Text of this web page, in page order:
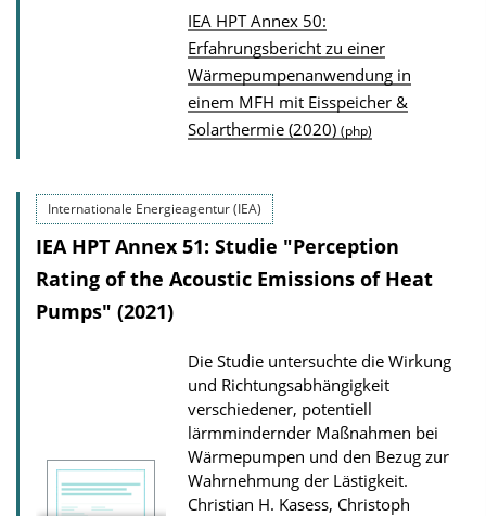
P
u
b
l
c
a
t
i
n
D
o
w
n
l
IEA HPT Annex 50:
Erfahrungsbericht zu einer
Wärmepumpenanwendung in
einem MFH mit Eisspeicher &
Solarthermie (2020) (php)
Internationale Energieagentur (IEA)
IEA HPT Annex 51: Studie "Perception
Rating of the Acoustic Emissions of Heat
Pumps" (2021)
Die Studie untersuchte die Wirkung
und Richtungsabhängigkeit
verschiedener, potentiell
lärmmindernder Maßnahmen bei
Wärmepumpen und den Bezug zur
Wahrnehmung der Lästigkeit.
Christian H. Kasess, Christoph